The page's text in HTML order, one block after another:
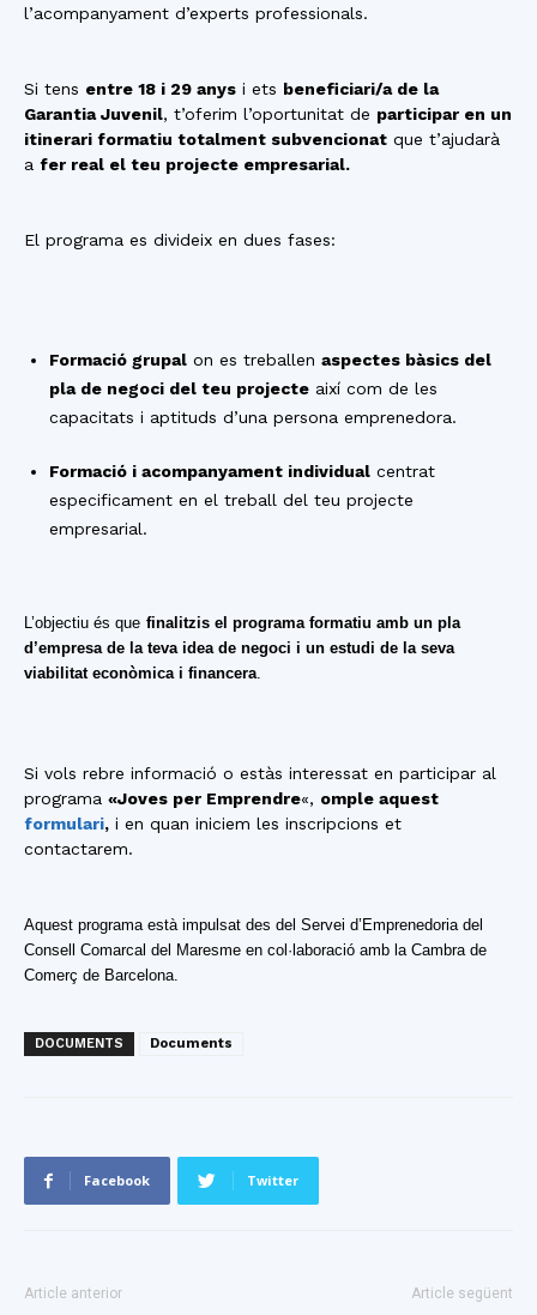
l’acompanyament d’experts professionals.
Si tens entre 18 i 29 anys i ets beneficiari/a de la
Garantia Juvenil, t’oferim l’oportunitat de participar en un
itinerari formatiu totalment subvencionat que t’ajudarà
a fer real el teu projecte empresarial.
El programa es divideix en dues fases:
Formació grupal on es treballen aspectes bàsics del
pla de negoci del teu projecte així com de les
capacitats i aptituds d’una persona emprenedora.
Formació i acompanyament individual centrat
especificament en el treball del teu projecte
empresarial.
L’objectiu és que finalitzis el programa formatiu amb un pla
d’empresa de la teva idea de negoci i un estudi de la seva
viabilitat econòmica i financera.
Si vols rebre informació o estàs interessat en participar al
programa «Joves per Emprendre«, omple aquest
formulari, i en quan iniciem les inscripcions et
contactarem.
Aquest programa està impulsat des del Servei d’Emprenedoria del
Consell Comarcal del Maresme en col·laboració amb la Cambra de
Comerç de Barcelona.
DOCUMENTS Documents
Facebook Twitter
Article anterior Article següent